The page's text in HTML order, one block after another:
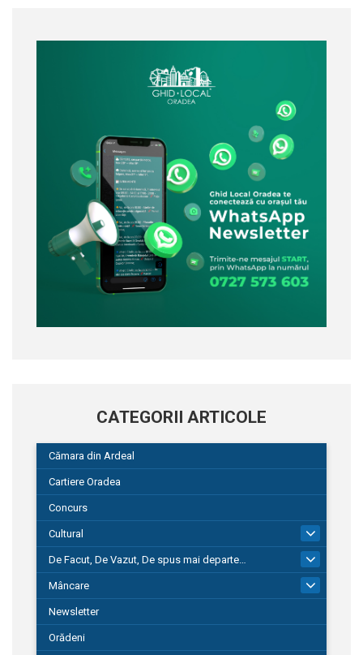
CATEGORII ARTICOLE
Cămara din Ardeal
Cartiere Oradea
Concurs
Cultural
De Facut, De Vazut, De spus mai departe…
580
Mâncare
Newsletter
Orădeni